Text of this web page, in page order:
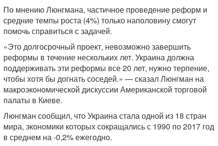
По мнению Люнгмана, частичное проведение реформ и
средние темпы роста (4%) только наполовину смогут
помочь справиться с задачей.
«Это долгосрочный проект, невозможно завершить
реформы в течение нескольких лет. Украина должна
поддерживать эти реформы все 20 лет, нужно терпение,
чтобы хотя бы догнать соседей.» — сказал Люнгман на
макроэкономической дискуссии Американской торговой
палаты в Киеве.
Люнгман сообщил, что Украина стала одной из 18 стран
мира, экономики которых сокращались с 1990 по 2017 год
в среднем на -0,2% ежегодно.